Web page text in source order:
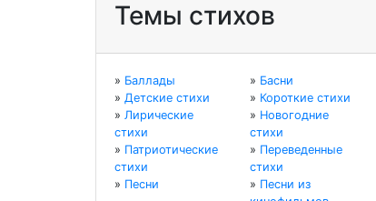
Темы стихов
» Баллады » Басни
» Детские стихи » Короткие стихи
» Лирические
стихи
» Новогодние
стихи
» Патриотические
стихи
» Переведенные
стихи
» Песни » Песни из